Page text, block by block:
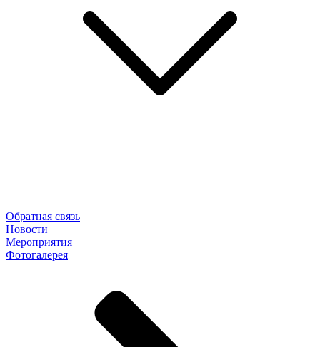
Обратная связь
Новости
Мероприятия
Фотогалерея